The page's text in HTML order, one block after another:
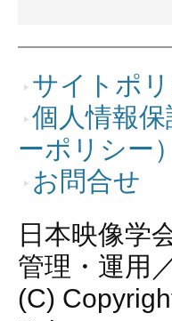
サイトポ
個人情報
ーポリシー）
お問合せ
日本映像学
管理・運用
(C)